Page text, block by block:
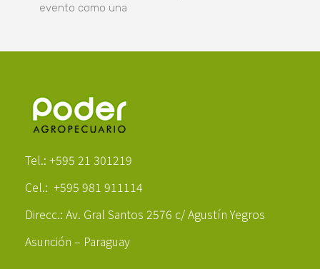
evento como una
Tel.: +595 21 301219
Cel.: +595 981 911114
Direcc.: Av. Gral Santos 2576 c/ Agustín Yegros
Asunción – Paraguay